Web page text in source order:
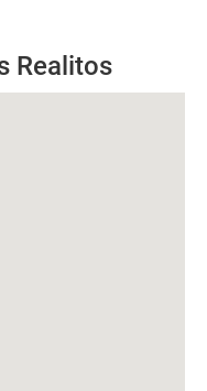
Realitos